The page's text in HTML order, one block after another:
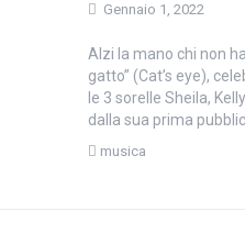
Gennaio 1, 2022
Alzi la mano chi non
gatto” (Cat’s eye),
le 3 sorelle Sheila,
dalla sua prima
musica